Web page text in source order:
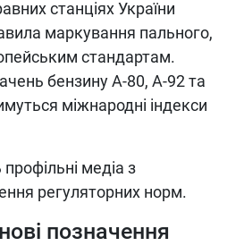
станціях України
маркування пального,
стандартам.
бензину А-80, А-92 та
міжнародні індекси
медіа з
регуляторних норм.
позначення